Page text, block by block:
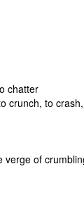
chatter
crunch, to
verge of